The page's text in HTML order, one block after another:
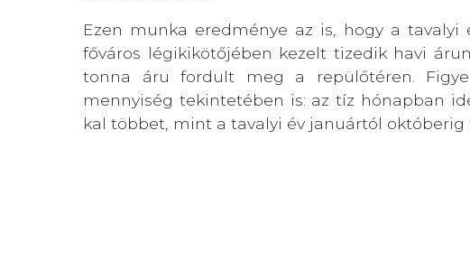
Ezen munka eredménye az is, hogy a
főváros légikikötőjében kezelt tizedik havi
tonna áru fordult meg a repülőtéren.
mennyiség tekintetében is: az tíz hónapban
kal többet, mint a tavalyi év januártól októberig